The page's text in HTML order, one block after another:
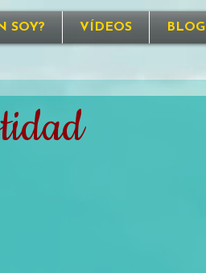
SOY? VÍDEOS BLOG